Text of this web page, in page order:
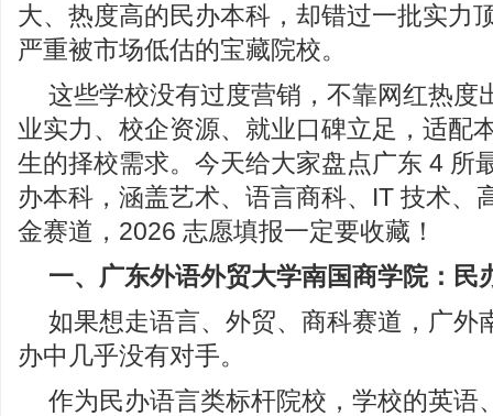
大、热度高的民办本科，却错过一批实力
严重被市场低估的宝藏院校。
这些学校没有过度营销，不靠网红热度
业实力、校企资源、就业口碑立足，适配
生的择校需求。今天给大家盘点广东 4 所
办本科，涵盖艺术、语言商科、IT 技术、
金赛道，2026 志愿填报一定要收藏！
一、广东外语外贸大学南国商学院： 民
如果想走语言、外贸、商科赛道，广外
办中几乎没有对手。
作为民办语言类标杆院校，学校的英语